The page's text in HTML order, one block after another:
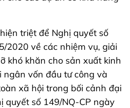
triệt để Nghị quyết số
2020 về các nhiệm vụ, giải
khó khăn cho sản xuất kinh
ngân vốn đầu tư công và
xã hội trong bối cảnh đại
quyết số 149/NQ-CP ngày